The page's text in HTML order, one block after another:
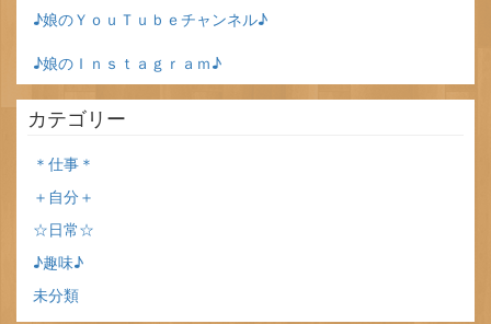
♪娘のＹｏｕＴｕｂｅチャンネル♪
♪娘のＩｎｓｔａｇｒａｍ♪
カテゴリー
＊仕事＊
＋自分＋
☆日常☆
♪趣味♪
未分類